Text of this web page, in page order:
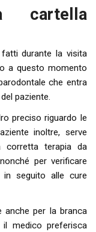
cartella
durante la visita
a questo momento
che entra
paziente.
preciso riguardo le
inoltre, serve
corretta terapia da
per verificare
in seguito alle cure
anche per la branca
medico preferisca